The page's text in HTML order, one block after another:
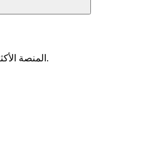
المنصة الأكثر تكاملاً لمعلومات المركبات.